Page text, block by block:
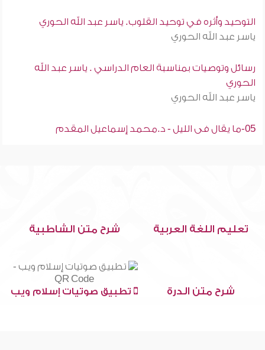
التوحيد وأثره في توحيد القلوب. ياسر عبد الله الحوري
ياسر عبد الله الحوري
رسائل وتوصيات بمناسبة العام الدراسي . ياسر عبد الله
الحوري
ياسر عبد الله الحوري
05-ما يقال فى الليل - د.محمد إسماعيل المقدم
تعليم اللغة العربية شرح متن الشاطبية
شرح متن الدرة تطبيق صوتيات إسلام ويب